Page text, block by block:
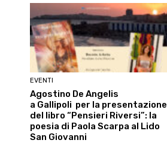
EVENTI
Agostino De Angelis
a Gallipoli per la presentazione
del libro “Pensieri Riversi”: la
poesia di Paola Scarpa al Lido
San Giovanni